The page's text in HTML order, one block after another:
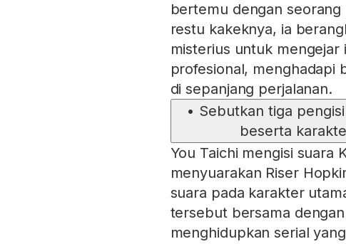
bertemu dengan
restu kakeknya, ia
misterius untuk
profesional, menghadapi
di sepanjang perjalanan.
• Sebutkan tiga
beserta
You Taichi mengisi suara
menyuarakan Riser
suara pada karakter
tersebut bersama
menghidupkan serial